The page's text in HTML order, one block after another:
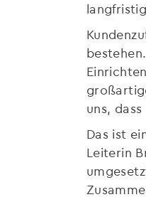
uns,
Das ist
Leiterin